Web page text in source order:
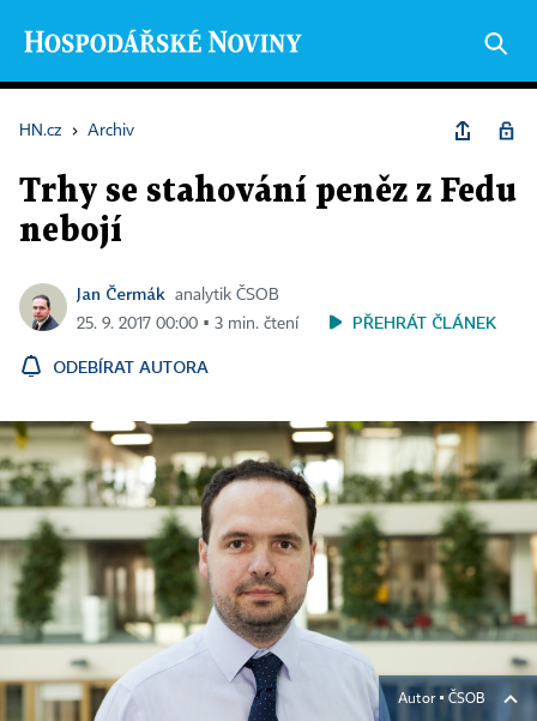
HN.cz › Archiv
Trhy se stahování peněz z Fedu
nebojí
Jan Čermák
analytik ČSOB
25. 9. 2017 00:00 ▪ 3 min. čtení
PŘEHRÁT ČLÁNEK
ODEBÍRAT AUTORA
Autor ▪ ČSOB